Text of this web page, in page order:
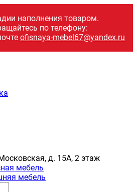
наполнения товаром.
по телефону:
ofisnaya-mebel67@yandex.ru
д. 15А, 2 этаж
мебель
мебель